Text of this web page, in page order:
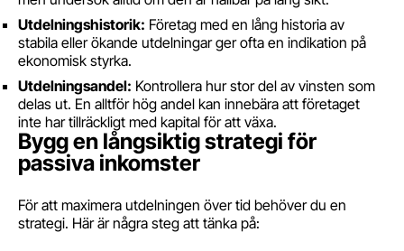
Utdelningshistorik: Företag med en lång historia av
stabila eller ökande utdelningar ger ofta en indikation på
ekonomisk styrka.
Utdelningsandel: Kontrollera hur stor del av vinsten som
delas ut. En alltför hög andel kan innebära att företaget
inte har tillräckligt med kapital för att växa.
Bygg en långsiktig strategi för
passiva inkomster
För att maximera utdelningen över tid behöver du en
strategi. Här är några steg att tänka på: